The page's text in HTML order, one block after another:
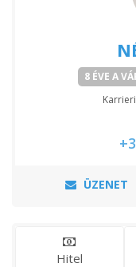
8 ÉVE A
ÜZENET
Hitel